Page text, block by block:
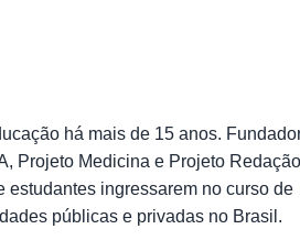
há mais de 15 anos.
Projeto Medicina e Projeto
estudantes ingressarem no curso de
públicas e privadas no Brasil.